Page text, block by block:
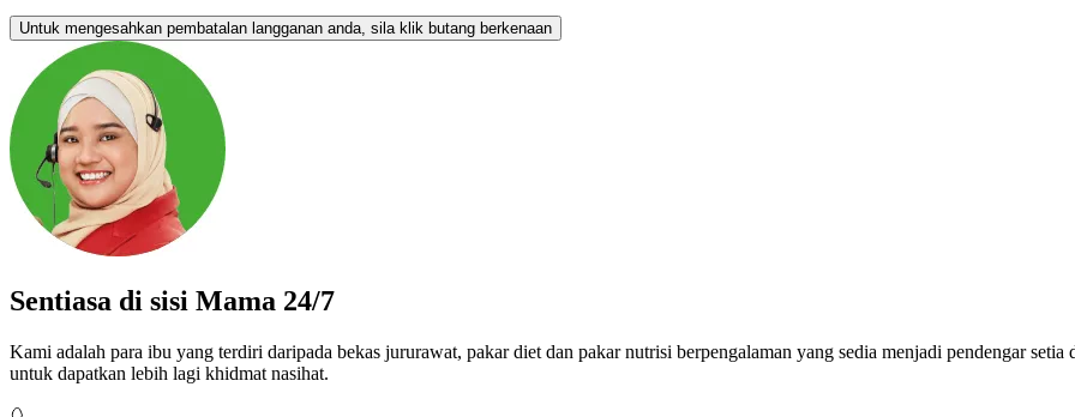
Untuk mengesahkan pembatalan langganan anda, sila klik butang berkenaan
Sentiasa di sisi Mama 24/7
Kami adalah para ibu yang terdiri daripada bekas jururawat, pakar diet dan pakar nutrisi berpengalaman yang sedia menjadi pendengar
untuk dapatkan lebih lagi khidmat nasihat.